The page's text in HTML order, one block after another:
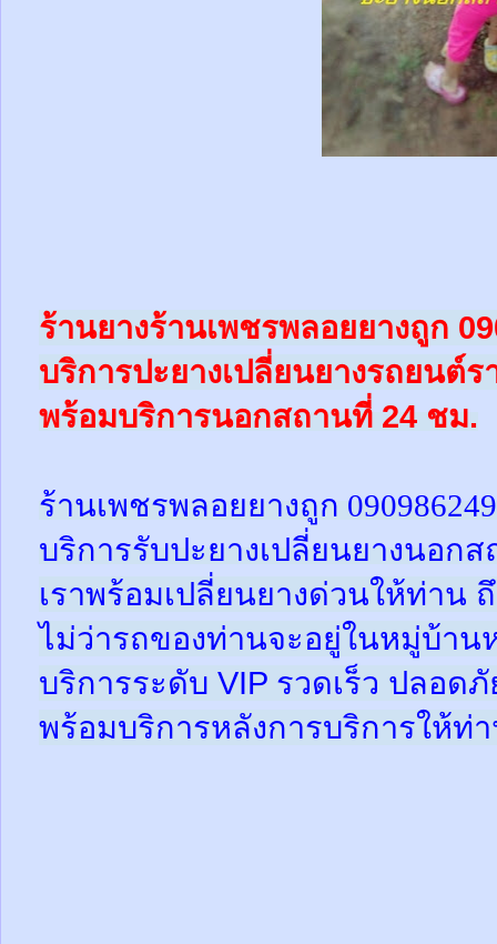
ร้านยางร้านเพชรพลอยยางถูก
บริการปะยางเปลี่ยนยางรถยนต์
พร้อมบริการนอกสถานที่ 24 ชม.
ร้านเพชรพลอยยางถูก
บริการรับปะยางเปลี่ยนยางนอก
เราพร้อมเปลี่ยนยางด่วนให้ท่าน
ไม่ว่ารถของท่านจะอยู่ในหมู่บ้าน
บริการระดับ VIP รวดเร็ว ปลอด
พร้อมบริการหลังการบริการให้ท่